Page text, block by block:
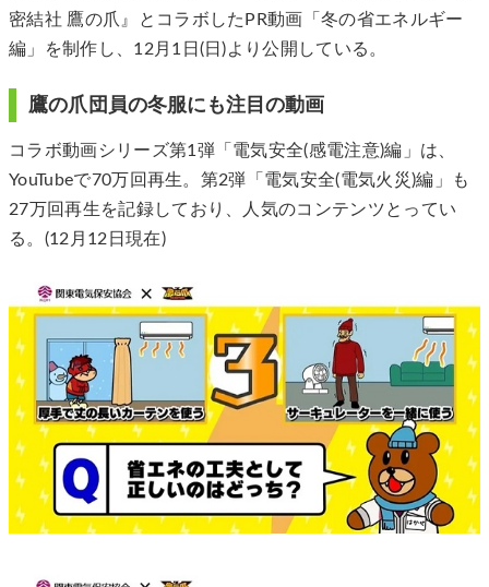
密結社 鷹の爪』とコラボしたPR動画「冬の省エネルギー
編」を制作し、12月1日(日)より公開している。
鷹の爪団員の冬服にも注目の動画
コラボ動画シリーズ第1弾「電気安全(感電注意)編」は、
YouTubeで70万回再生。第2弾「電気安全(電気火災)編」も
27万回再生を記録しており、人気のコンテンツとってい
る。(12月12日現在)